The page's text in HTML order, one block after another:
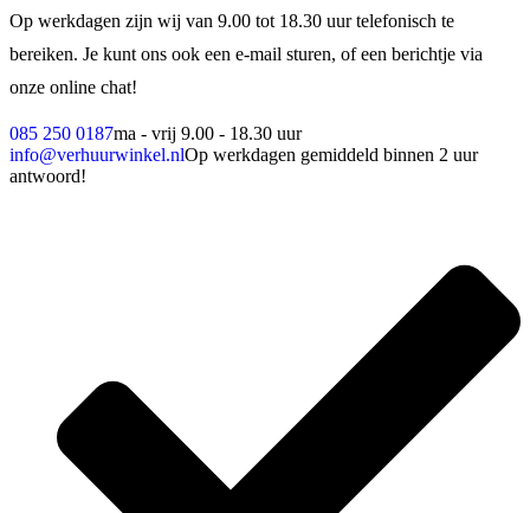
Op werkdagen zijn wij van 9.00 tot 18.30 uur telefonisch te
bereiken. Je kunt ons ook een e-mail sturen, of een berichtje via
onze online chat!
085 250 0187ma - vrij 9.00 - 18.30 uur
info@verhuurwinkel.nlOp werkdagen gemiddeld binnen 2 uur
antwoord!